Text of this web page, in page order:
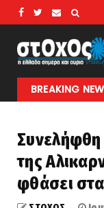
BREAKING
Αττικής:
Συνελήφθη
της
φθάσει